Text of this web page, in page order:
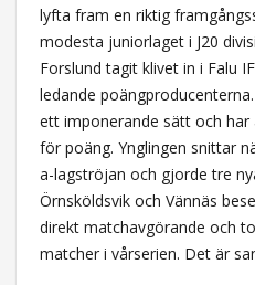
lyfta fram en riktig
modesta juniorlaget i J20
Forslund tagit klivet in i Falu
ledande
ett imponerande sätt och har
för poäng. Ynglingen snittar
a-lagströjan och gjorde tre
Örnsköldsvik och Vännäs
direkt matchavgörande och
matcher i vårserien. Det är